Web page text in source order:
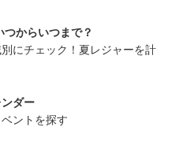
からいつまで？
にチェック！夏レジャーを計
ダー
ントを探す